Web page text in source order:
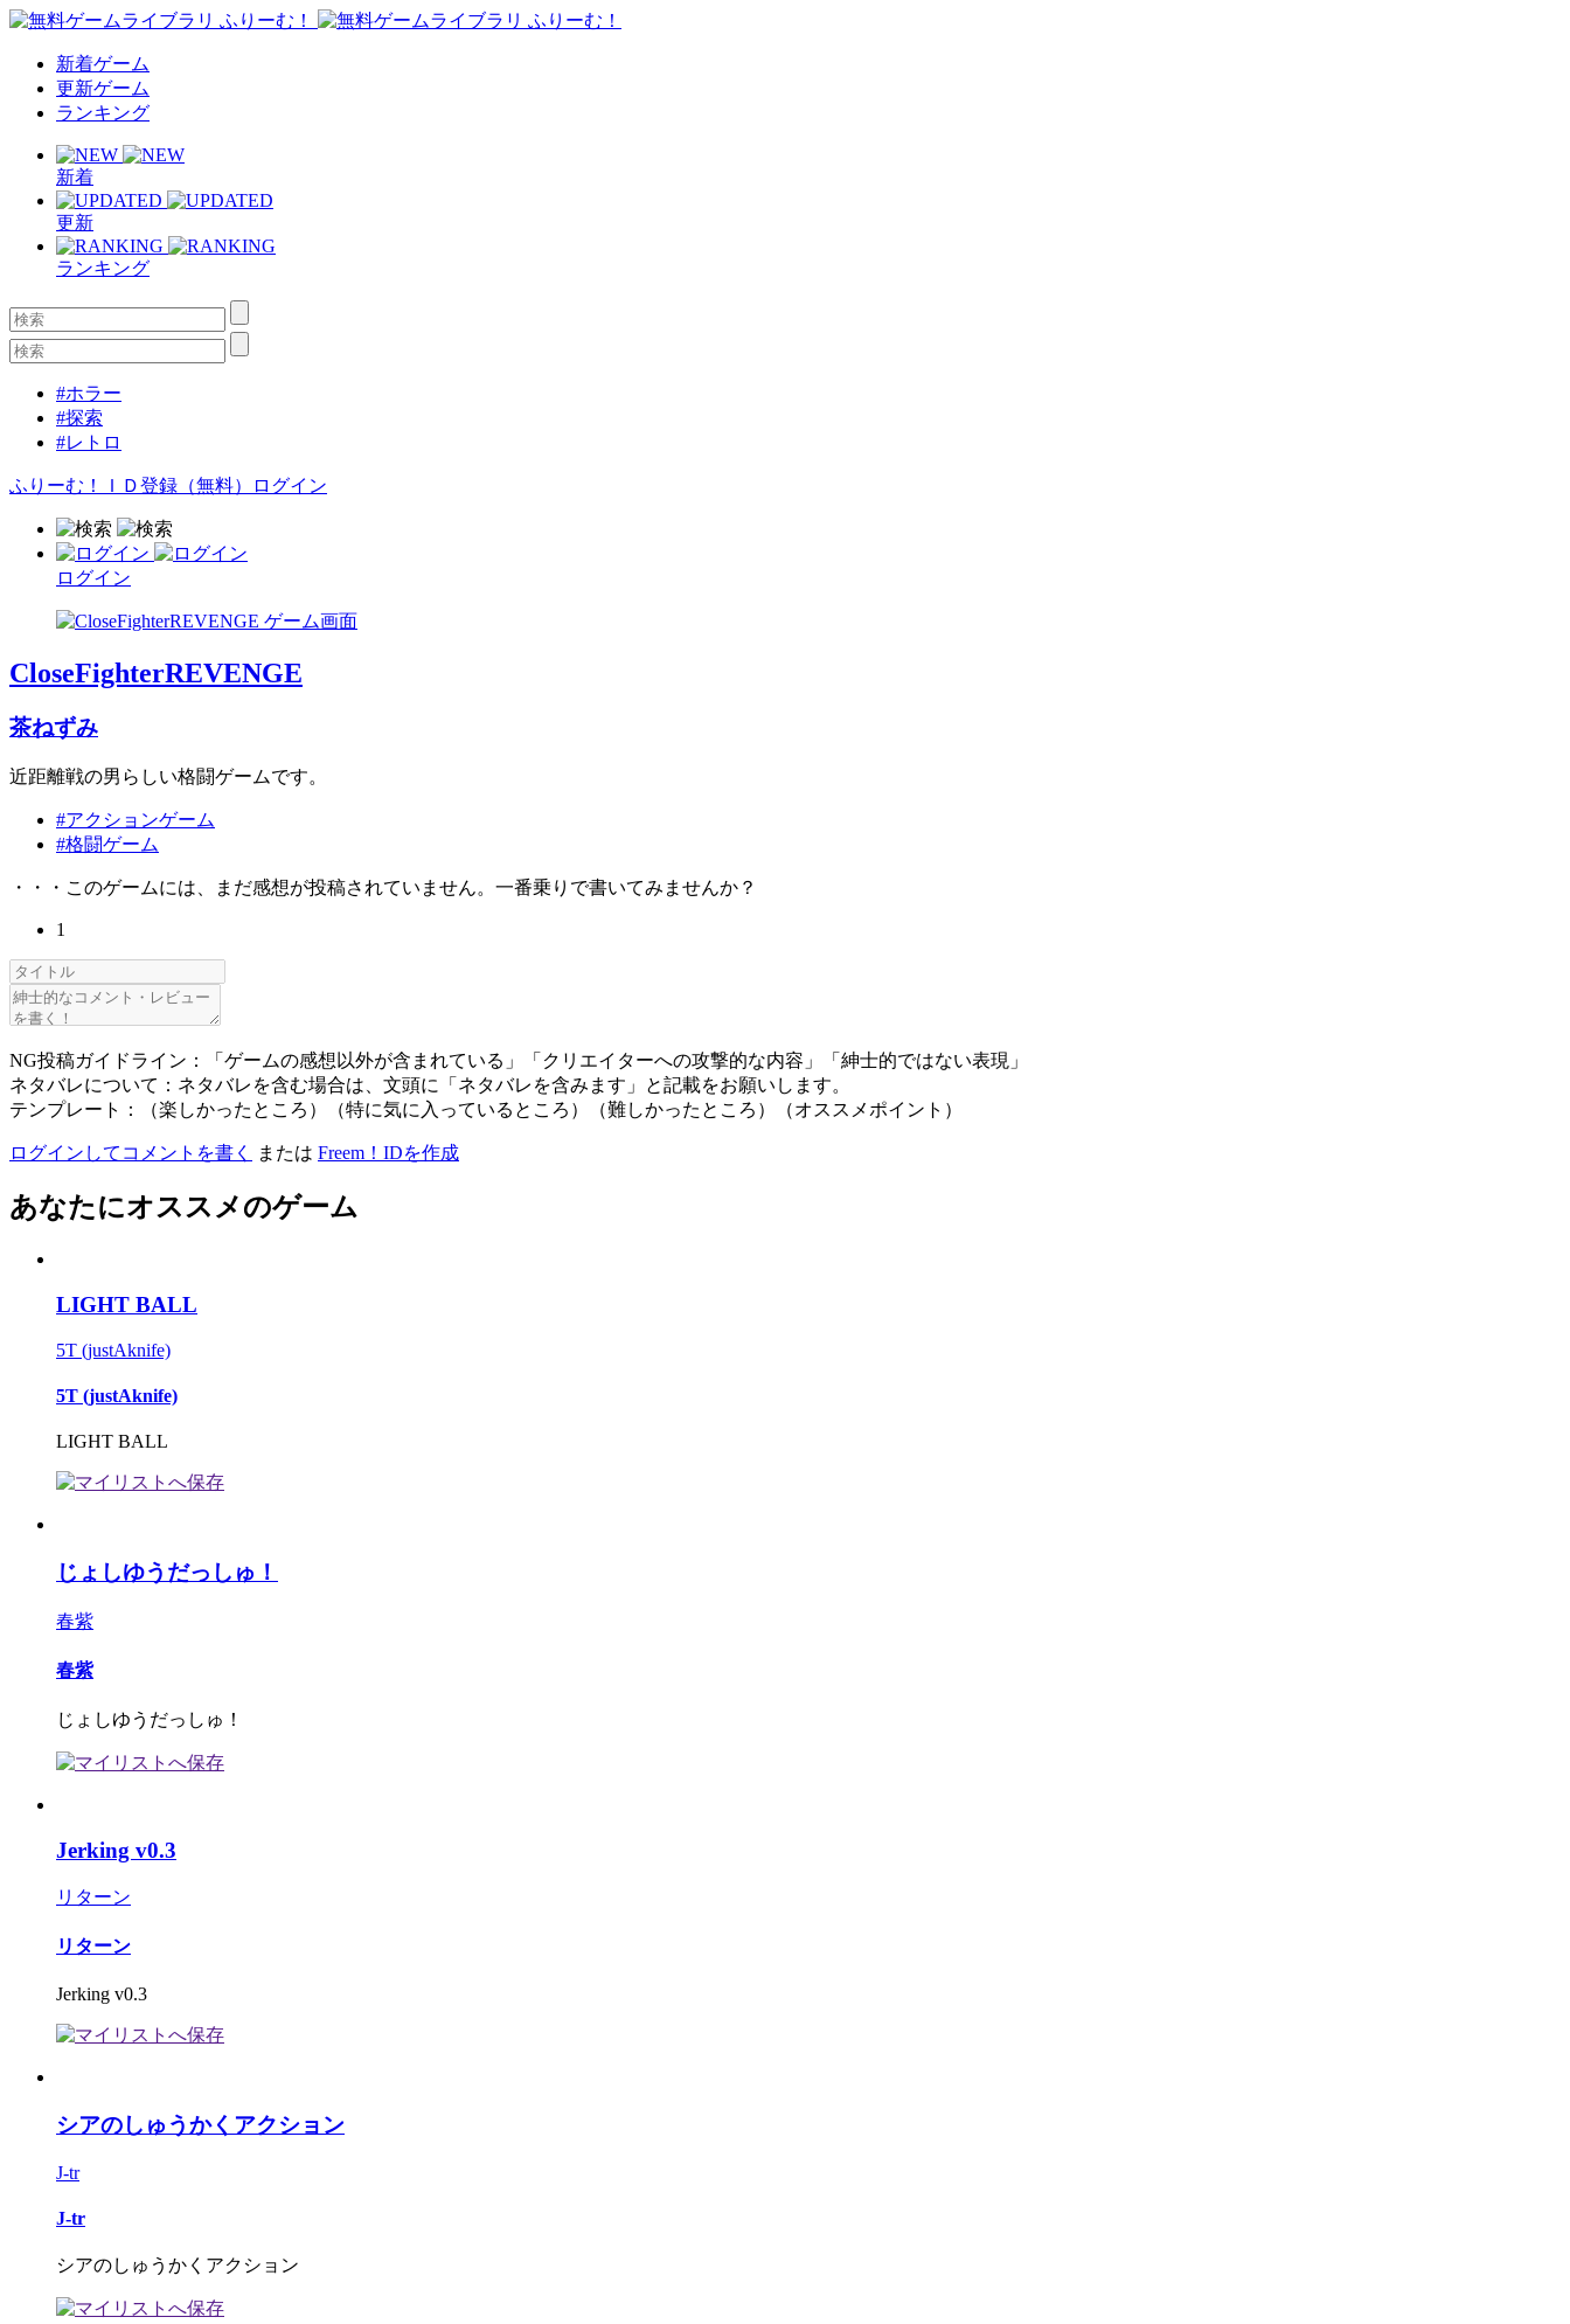
新着ゲーム
更新ゲーム
ランキング
新着
更新
ランキング
#ホラー
#探索
#レトロ
ふりーむ！ＩＤ登録（無料） ログイン
ログイン
CloseFighterREVENGE
茶ねずみ
近距離戦の男らしい格闘ゲームです。
#アクションゲーム
#格闘ゲーム
・・・このゲームには、まだ感想が投稿されていません。一番乗りで書いてみませんか？
1
NG投稿ガイドライン：「ゲームの感想以外が含まれている」「クリエイターへの攻撃的な内容」「紳士的ではない表現」
ネタバレについて：ネタバレを含む場合は、文頭に「ネタバレを含みます」と記載をお願いします。
テンプレート：（楽しかったところ）（特に気に入っているところ）（難しかったところ）（オススメポイント）
ログインしてコメントを書く または Freem！IDを作成
あなたにオススメのゲーム
LIGHT BALL
5T (justAknife)
5T (justAknife)
LIGHT BALL
じょしゆうだっしゅ！
春紫
春紫
じょしゆうだっしゅ！
Jerking v0.3
リターン
リターン
Jerking v0.3
シアのしゅうかくアクション
J-tr
J-tr
シアのしゅうかくアクション